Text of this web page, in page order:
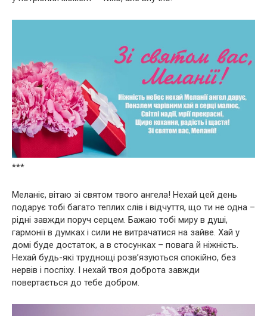
***
Меланіє, вітаю зі святом твого ангела! Нехай цей день
подарує тобі багато теплих слів і відчуття, що ти не одна –
рідні завжди поруч серцем. Бажаю тобі миру в душі,
гармонії в думках і сили не витрачатися на зайве. Хай у
домі буде достаток, а в стосунках – повага й ніжність.
Нехай будь-які труднощі розв’язуються спокійно, без
нервів і поспіху. І нехай твоя доброта завжди
повертається до тебе добром.